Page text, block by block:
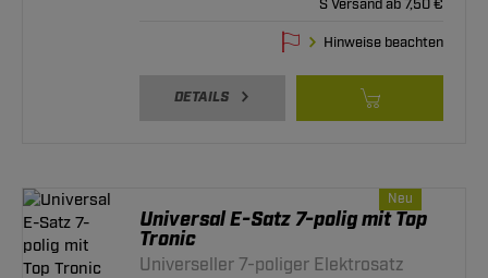
S Versand ab 7,50 €
Hinweise beachten
DETAILS
Neu
Universal E-Satz 7-polig mit Top
Tronic
Universeller 7-poliger Elektrosatz